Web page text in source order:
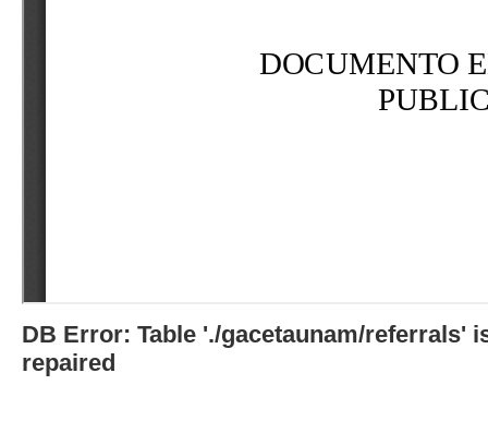
DB Error: Table './gacetaunam/referrals'
repaired